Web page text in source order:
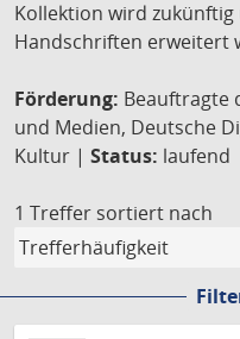
Kollektion wird
Handschriften erweitert
Förderung: Beauftragte
und Medien, Deutsche
Kultur | Status: laufend
1 Treffer sortiert nach